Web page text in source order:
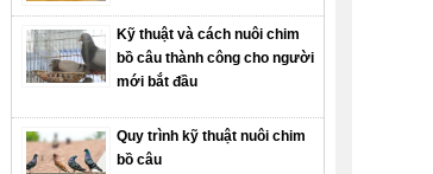
Kỹ thuật và cách nuôi chim
bồ câu thành công cho người
mới bắt đầu
Quy trình kỹ thuật nuôi chim
bồ câu